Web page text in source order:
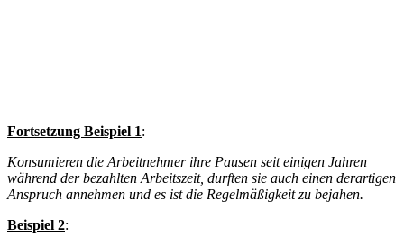
Fortsetzung Beispiel 1:
Konsumieren die Arbeitnehmer ihre Pausen seit einigen Jahren
während der bezahlten Arbeitszeit, durften sie auch einen derartigen
Anspruch annehmen und es ist die Regelmäßigkeit zu bejahen.
Beispiel 2: